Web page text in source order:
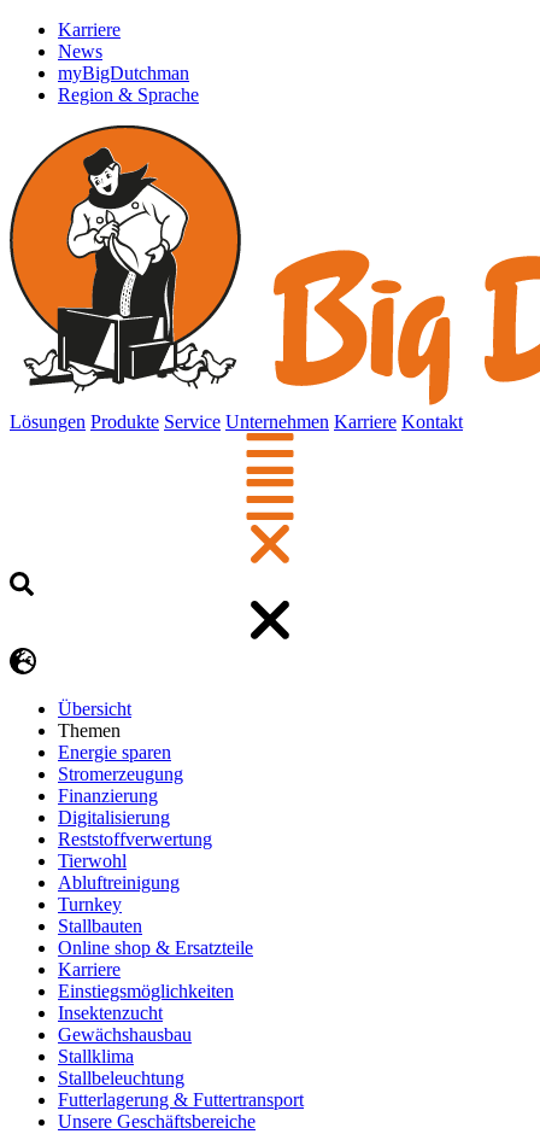
Karriere
News
myBigDutchman
Region & Sprache
Lösungen Produkte Service Unternehmen Karriere Kontakt
Übersicht
Themen
Energie sparen
Stromerzeugung
Finanzierung
Digitalisierung
Reststoffverwertung
Tierwohl
Abluftreinigung
Turnkey
Stallbauten
Online shop & Ersatzteile
Karriere
Einstiegsmöglichkeiten
Insektenzucht
Gewächshausbau
Stallklima
Stallbeleuchtung
Futterlagerung & Futtertransport
Unsere Geschäftsbereiche